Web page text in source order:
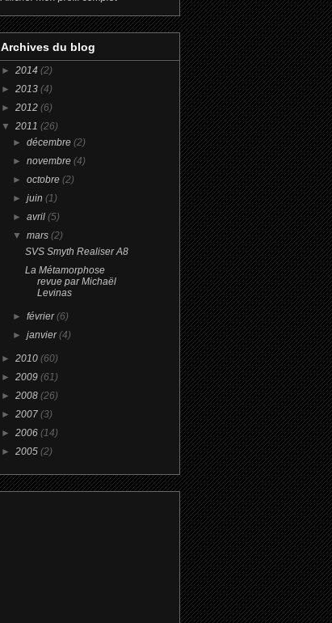
Archives du blog
► 2014 (2)
► 2013 (4)
► 2012 (6)
▼ 2011 (26)
►décembre(2)
►novembre(4)
►octobre(2)
►juin(1)
►avril(5)
▼mars(2)
SVS Smyth Realiser A8
La Métamorphose
revue par Michaël
Levinas
►février(6)
►janvier(4)
► 2010 (60)
► 2009 (61)
► 2008 (26)
► 2007 (3)
► 2006 (14)
► 2005 (2)